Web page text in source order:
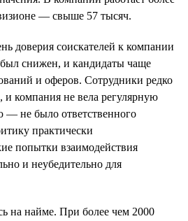
— свыше 57 тысяч.
доверия соискателей к компании
снижен, и кандидаты чаще
и оферов. Сотрудники редко
и компания не вела регулярную
— не было ответственного
практически
попытки взаимодействия
и неубедительно для
на найме. При более чем 2000